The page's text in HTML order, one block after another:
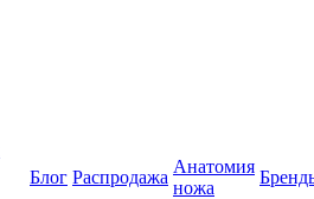
Блог Распродажа
Анатомия
ножа